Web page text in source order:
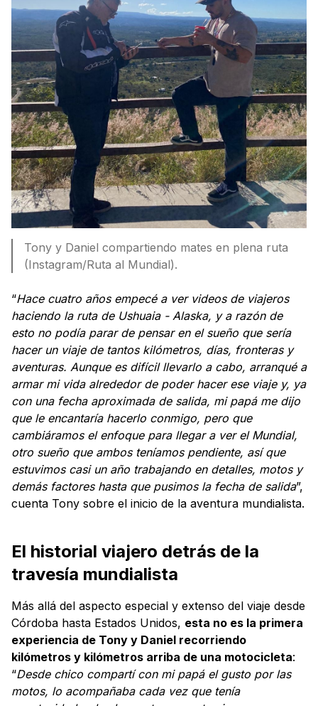
Tony y Daniel compartiendo mates en plena ruta
(Instagram/Ruta al Mundial).
“Hace cuatro años empecé a ver videos de viajeros
haciendo la ruta de Ushuaia - Alaska, y a razón de
esto no podía parar de pensar en el sueño que sería
hacer un viaje de tantos kilómetros, días, fronteras y
aventuras. Aunque es difícil llevarlo a cabo, arranqué a
armar mi vida alrededor de poder hacer ese viaje y, ya
con una fecha aproximada de salida, mi papá me dijo
que le encantaría hacerlo conmigo, pero que
cambiáramos el enfoque para llegar a ver el Mundial,
otro sueño que ambos teníamos pendiente, así que
estuvimos casi un año trabajando en detalles, motos y
demás factores hasta que pusimos la fecha de salida”,
cuenta Tony sobre el inicio de la aventura mundialista.
El historial viajero detrás de la
travesía mundialista
Más allá del aspecto especial y extenso del viaje desde
Córdoba hasta Estados Unidos, esta no es la primera
experiencia de Tony y Daniel recorriendo
kilómetros y kilómetros arriba de una motocicleta:
“Desde chico compartí con mi papá el gusto por las
motos, lo acompañaba cada vez que tenía